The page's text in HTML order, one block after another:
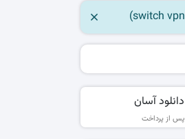
دانلود آسان
پس از پرداخت